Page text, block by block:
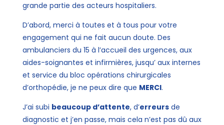
grande partie des acteurs hospitaliers.
D’abord, merci à toutes et à tous pour votre
engagement qui ne fait aucun doute. Des
ambulanciers du 15 à l’accueil des urgences, aux
aides-soignantes et infirmières, jusqu’ aux internes
et service du bloc opérations chirurgicales
d’orthopédie, je ne peux dire que MERCI.
J’ai subi beaucoup d’attente, d’erreursde
diagnostic et j’en passe, mais cela n’est pas dû aux